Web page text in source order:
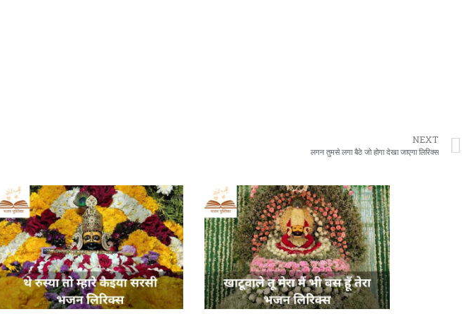
NEXT
लगन तुमसे लगा बैठे जो होगा देखा जाएगा लिरिक्स